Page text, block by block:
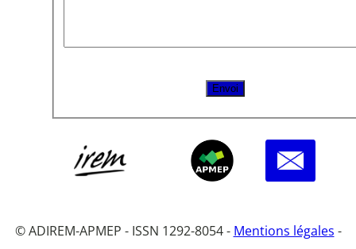
© ADIREM-APMEP - ISSN 1292-8054 - Mentions légales -